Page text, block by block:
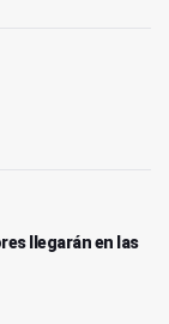
llegarán en las